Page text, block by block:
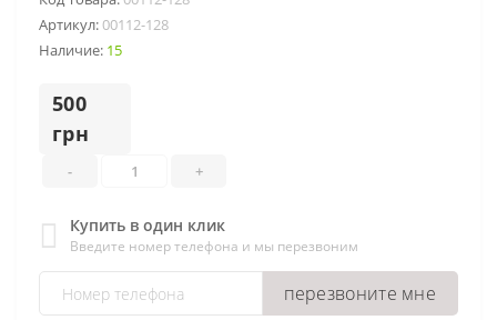
Артикул:00112-128
Наличие: 15
500
грн
- +
Купить в один клик
Введите номер телефона и мы перезвоним
перезвоните мне